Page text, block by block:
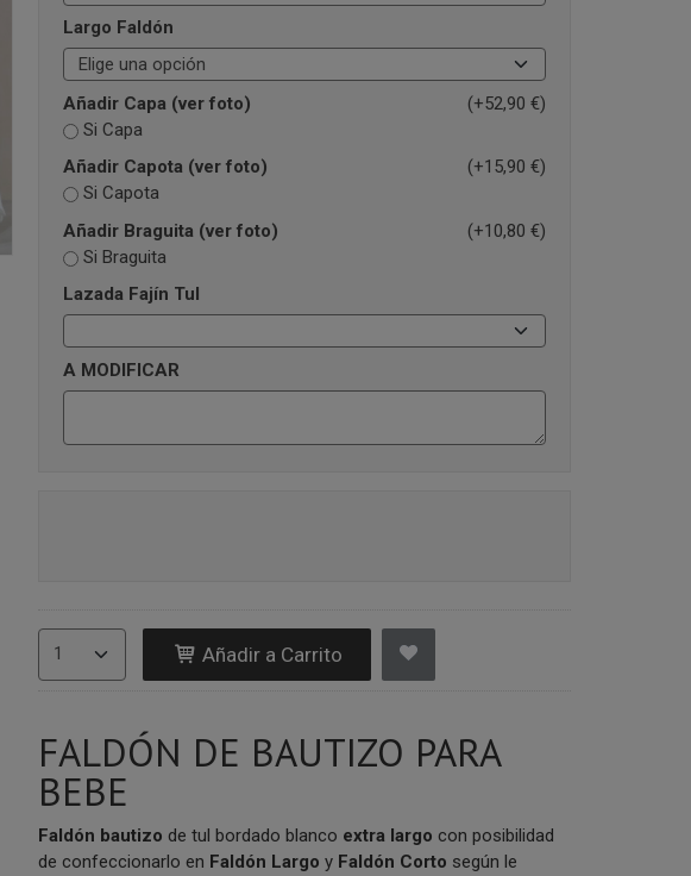
Largo Faldón
Añadir Capa (ver foto)
(+52,90 €)
Si Capa
Añadir Capota (ver foto)
(+15,90 €)
Si Capota
Añadir Braguita (ver foto)
(+10,80 €)
Si Braguita
Lazada Fajín Tul
A MODIFICAR
Añadir a Carrito
FALDÓN DE BAUTIZO PARA
BEBE
Faldón bautizo de tul bordado blanco extra largo con posibilidad
de confeccionarlo en Faldón Largo y Faldón Corto según le